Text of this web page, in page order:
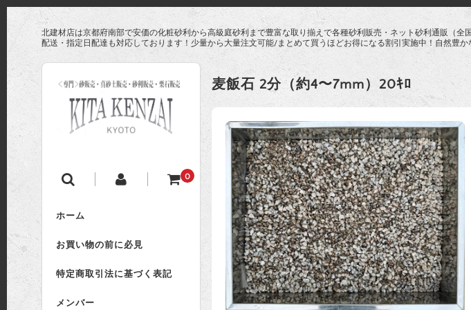
北建材店は京都府南部で安価の化粧砂利から高級庭砂利まで豊富な取り揃えで各種砂利販売・ネット砂利通販（
配送・指定日配達も対応しております！少量から大量注文可能/まとめて買うほどお得になる割引実施中！自然豊
0
ホーム
お買い物の前に必見
特定商取引法に基づく表記
メンバー
麦飯石 2分（約4〜7mm）20ｷﾛ